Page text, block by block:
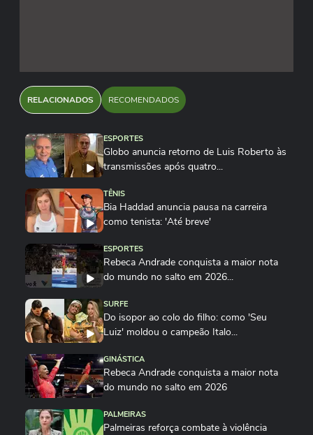
RELACIONADOS RECOMENDADOS
ESPORTES
Globo anuncia retorno de Luis Roberto às
transmissões após quatro...
TÊNIS
Bia Haddad anuncia pausa na carreira
como tenista: 'Até breve'
ESPORTES
Rebeca Andrade conquista a maior nota
do mundo no salto em 2026...
SURFE
Do isopor ao colo do filho: como 'Seu
Luiz' moldou o campeão Italo...
GINÁSTICA
Rebeca Andrade conquista a maior nota
do mundo no salto em 2026
PALMEIRAS
Palmeiras reforça combate à violência